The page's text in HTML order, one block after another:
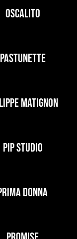
OSCALITO
PASTUNETTE
MATIGNON
PIP STUDIO
DONNA